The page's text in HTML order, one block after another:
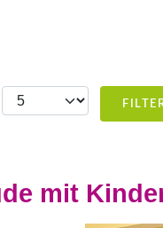
Anzeige #
mit